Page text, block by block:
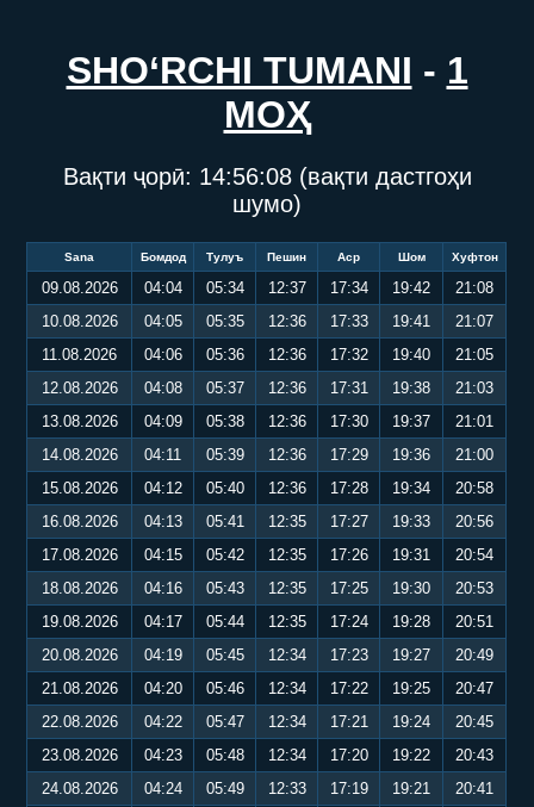
SHO‘RCHI TUMANI - 1
МОҲ
Вақти ҷорӣ: 14:56:08(вақти дастгоҳи
шумо)
Sana Бомдод Тулуъ Пешин Аср Шом Хуфтон
09.08.2026 04:04 05:34 12:37 17:34 19:42
21:08
10.08.2026
04:05 05:35 12:36 17:33 19:41
21:07
11.08.2026
04:06 05:36 12:36 17:32 19:40
21:05
12.08.2026
04:08 05:37 12:36 17:31 19:38
21:03
13.08.2026
04:09 05:38 12:36 17:30 19:37
21:01
14.08.2026
04:11 05:39 12:36 17:29 19:36
21:00
15.08.2026
04:12 05:40 12:36 17:28 19:34
20:58
16.08.2026
04:13 05:41 12:35 17:27 19:33
20:56
17.08.2026
04:15 05:42 12:35 17:26 19:31
20:54
18.08.2026
04:16 05:43 12:35 17:25 19:30
20:53
19.08.2026
04:17 05:44 12:35 17:24 19:28
20:51
20.08.2026
04:19 05:45 12:34 17:23 19:27
20:49
21.08.2026
04:20 05:46 12:34 17:22 19:25
20:47
22.08.2026
04:22 05:47 12:34 17:21 19:24
20:45
23.08.2026
04:23 05:48 12:34 17:20 19:22
20:43
24.08.2026
04:24 05:49 12:33 17:19 19:21
20:41